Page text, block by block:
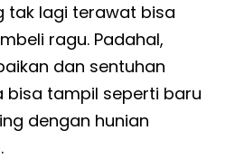
tak lagi terawat bisa
ragu. Padahal,
dan sentuhan
bisa tampil seperti baru
dengan hunian